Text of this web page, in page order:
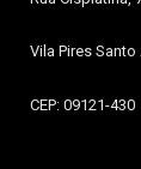
Vila Pires Santo
CEP: 09121-430